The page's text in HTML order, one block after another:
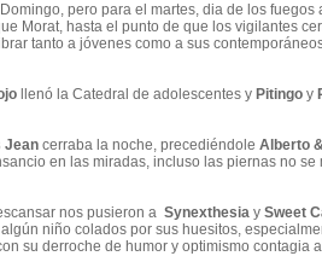
pero para el martes, dia de los fuegos
Morat, hasta el punto de que los vigilantes
tanto a jóvenes como a sus
llenó la Catedral de adolescentes y Pitingo y
Jean cerraba la noche, precediéndole Alberto
en las miradas, incluso las piernas no
nos pusieron a Synexthesia y Sweet
niño colados por sus huesitos,
su derroche de humor y optimismo contagia